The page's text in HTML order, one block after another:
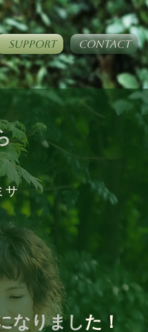
SUPPORT CONTACT
サ
なりました！